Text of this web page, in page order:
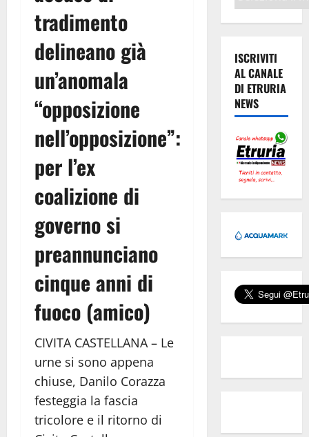
tradimento
delineano già
un’anomala
“opposizione
nell’opposizione”:
per l’ex
coalizione di
governo si
preannunciano
cinque anni di
fuoco (amico)
CIVITA CASTELLANA – Le
urne si sono appena
chiuse, Danilo Corazza
festeggia la fascia
tricolore e il ritorno di
ISCRIVITI
AL CANALE
DI ETRURIA
NEWS